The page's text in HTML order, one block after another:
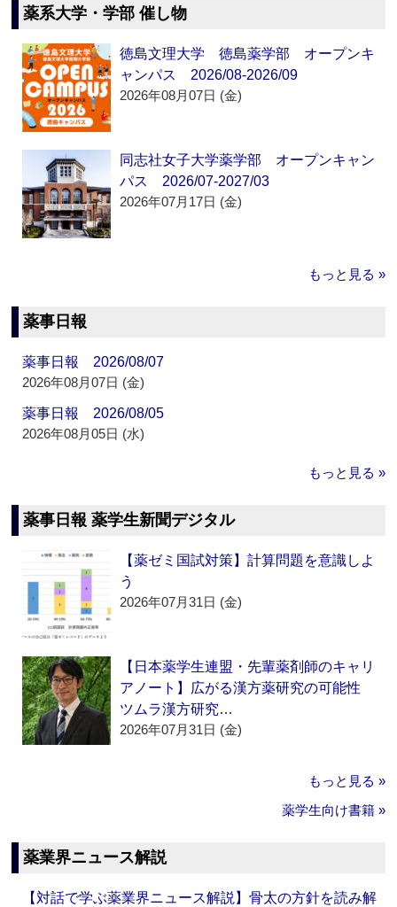
薬系大学・学部 催し物
徳島文理大学 徳島薬学部 オープンキ
ャンパス 2026/08-2026/09
2026年08月07日 (金)
同志社女子大学薬学部 オープンキャン
パス 2026/07-2027/03
2026年07月17日 (金)
もっと見る »
薬事日報
薬事日報 2026/08/07
2026年08月07日 (金)
薬事日報 2026/08/05
2026年08月05日 (水)
もっと見る »
薬事日報 薬学生新聞デジタル
【薬ゼミ国試対策】計算問題を意識しよ
う
2026年07月31日 (金)
【日本薬学生連盟・先輩薬剤師のキャリ
アノート】広がる漢方薬研究の可能性
ツムラ漢方研究…
2026年07月31日 (金)
もっと見る »
薬学生向け書籍 »
薬業界ニュース解説
【対話で学ぶ薬業界ニュース解説】骨太の方針を読み解